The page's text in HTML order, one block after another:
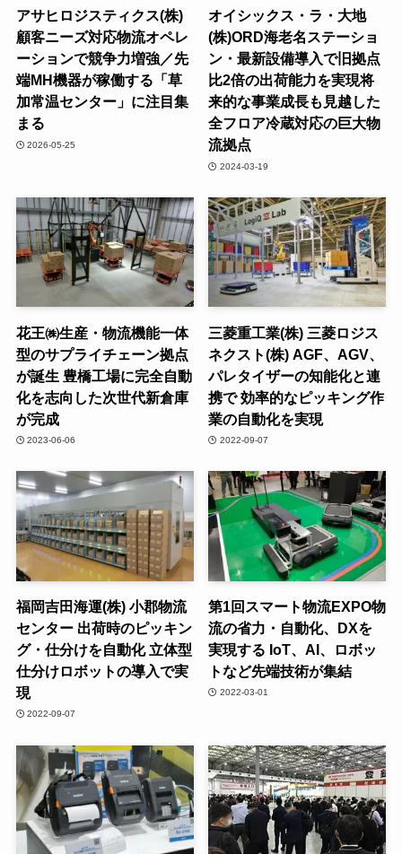
アサヒロジスティクス(株)
顧客ニーズ対応物流オペレ
ーションで競争力増強／先
端MH機器が稼働する「草
加常温センター」に注目集
まる
2026-05-25
オイシックス・ラ・大地
(株)ORD海老名ステーショ
ン・最新設備導入で旧拠点
比2倍の出荷能力を実現将
来的な事業成長も見越した
全フロア冷蔵対応の巨大物
流拠点
2024-03-19
花王㈱生産・物流機能一体
型のサプライチェーン拠点
が誕生 豊橋工場に完全自動
化を志向した次世代新倉庫
が完成
2023-06-06
三菱重工業(株) 三菱ロジス
ネクスト(株) AGF、AGV、
パレタイザーの知能化と連
携で 効率的なピッキング作
業の自動化を実現
2022-09-07
福岡吉田海運(株) 小郡物流
センター 出荷時のピッキン
グ・仕分けを自動化 立体型
仕分けロボットの導入で実
現
2022-09-07
第1回スマート物流EXPO物
流の省力・自動化、DXを
実現する IoT、AI、ロボッ
トなど先端技術が集結
2022-03-01